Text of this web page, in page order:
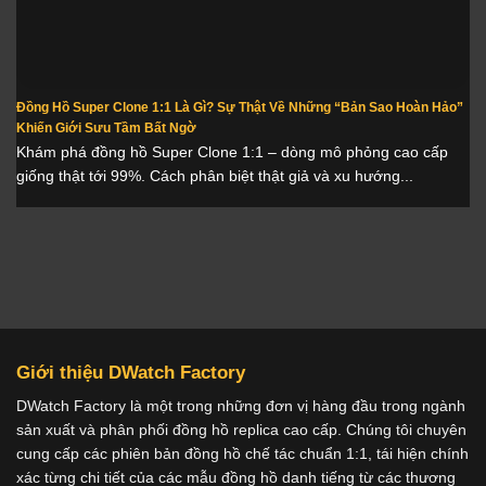
Đồng Hồ Super Clone 1:1 Là Gì? Sự Thật Về Những “Bản Sao Hoàn Hảo”
Khiến Giới Sưu Tầm Bất Ngờ
Khám phá đồng hồ Super Clone 1:1 – dòng mô phỏng cao cấp
giống thật tới 99%. Cách phân biệt thật giả và xu hướng...
Giới thiệu DWatch Factory
DWatch Factory là một trong những đơn vị hàng đầu trong ngành
sản xuất và phân phối đồng hồ replica cao cấp. Chúng tôi chuyên
cung cấp các phiên bản đồng hồ chế tác chuẩn 1:1, tái hiện chính
xác từng chi tiết của các mẫu đồng hồ danh tiếng từ các thương